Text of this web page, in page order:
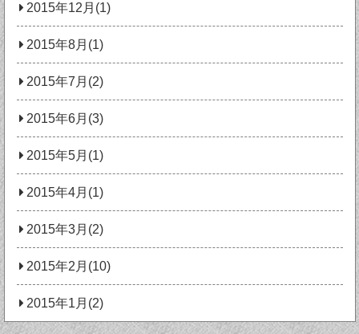
2015年12月(1)
2015年8月(1)
2015年7月(2)
2015年6月(3)
2015年5月(1)
2015年4月(1)
2015年3月(2)
2015年2月(10)
2015年1月(2)